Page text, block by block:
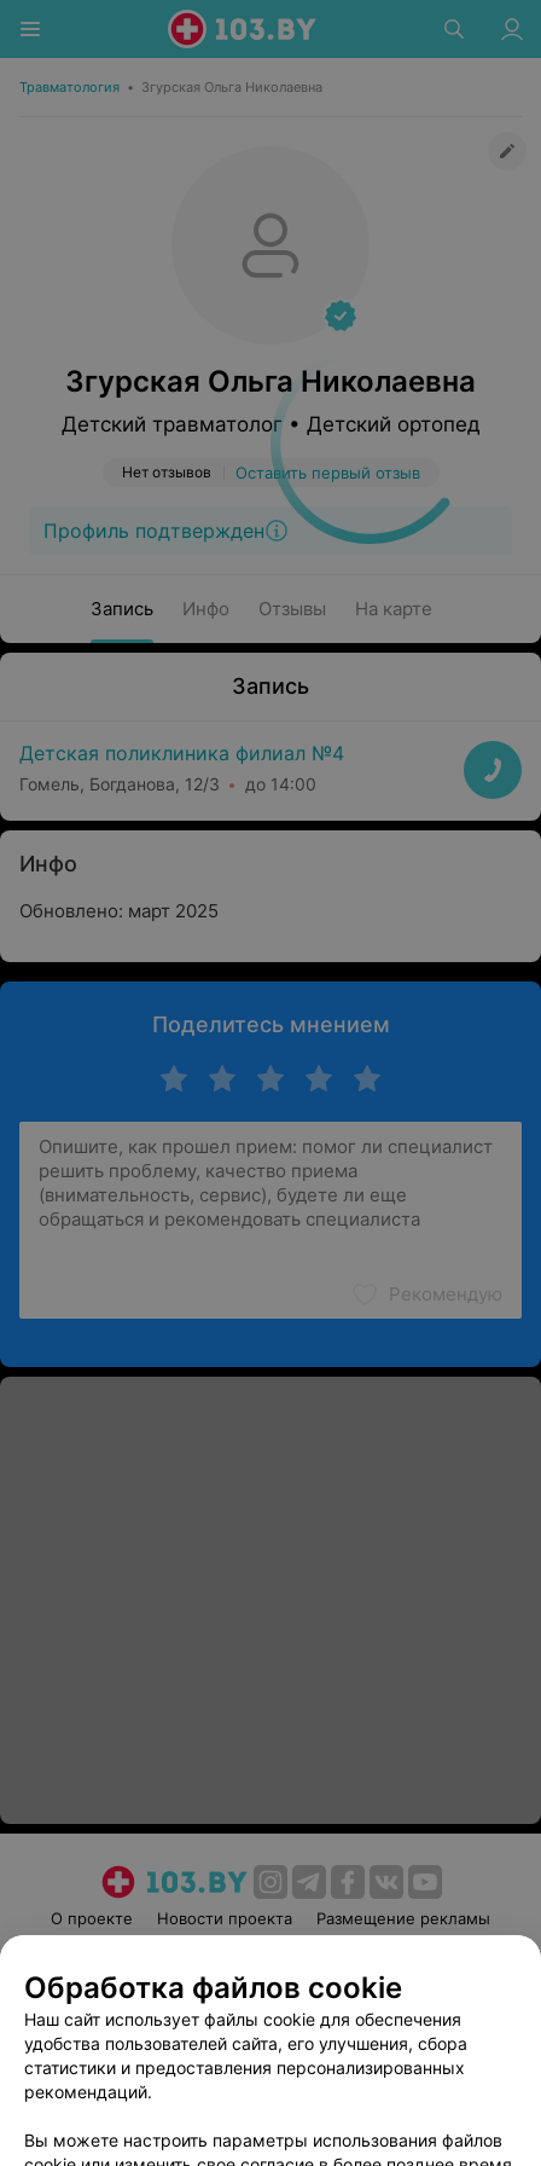
Травматология • Згурская Ольга Николаевна
Згурская Ольга Николаевна
Детский травматолог • Детский ортопед
Нет отзывов Оставить первый отзыв
Профиль подтвержден
Запись Инфо Отзывы На карте
Запись
Детская поликлиника филиал №4
Гомель, Богданова, 12/3 до 14:00
Инфо
Обновлено: март 2025
Поделитесь мнением
Рекомендую
О проекте Новости проекта
Размещение рекламы
Пользовательское соглашение
Способы оплаты
Вакансии
Партнеры
Написать руководителю 103.by
Обработка персональных данных
Обработка файлов cookie
Наш сайт использует файлы cookie для обеспечения
удобства пользователей сайта, его улучшения, сбора
статистики и предоставления персонализированных
рекомендаций.
Вы можете настроить параметры использования файлов